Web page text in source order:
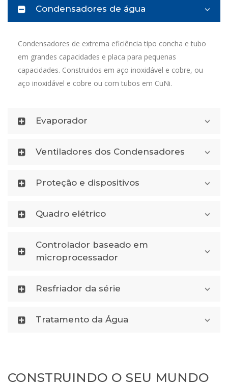
Condensadores de água
Condensadores de extrema eficiência tipo concha e tubo
em grandes capacidades e placa para pequenas
capacidades. Construidos em aço inoxidável e cobre, ou
aço inoxidável e cobre ou com tubos em CuNi.
Evaporador
Ventiladores dos Condensadores
Proteção e dispositivos
Quadro elétrico
Controlador baseado em
microprocessador
Resfriador da série
Tratamento da Água
CONSTRUINDO O SEU MUNDO